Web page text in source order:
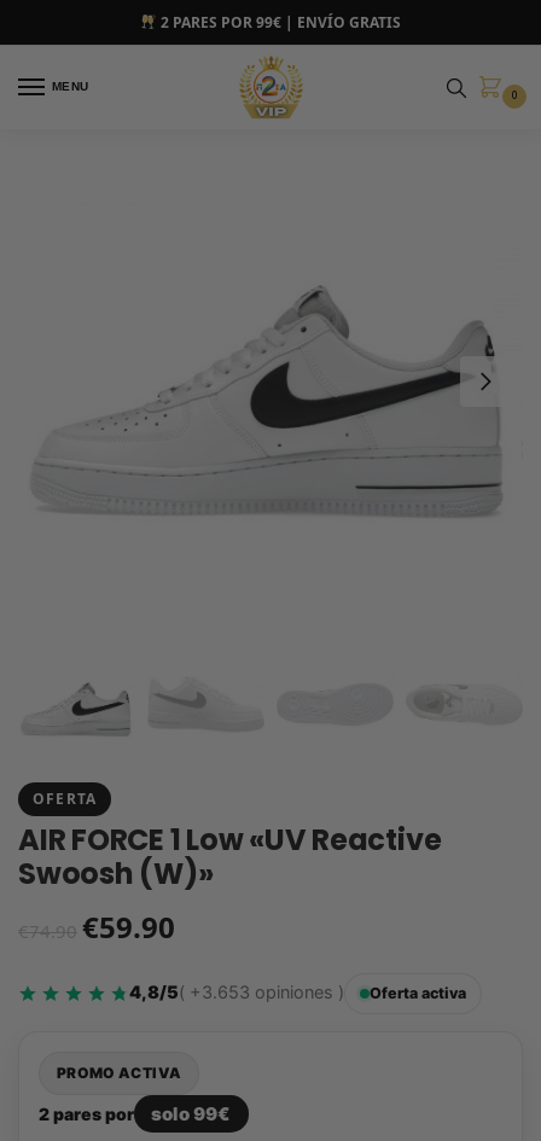
2 PARES POR 99€ | ENVÍO GRATIS
MENU
0
OFERTA
AIR FORCE 1 Low «UV Reactive
Swoosh (W)»
€74.90 €59.90
4,8/5( +3.653 opiniones ) Oferta activa
PROMO ACTIVA
2 pares por solo 99€